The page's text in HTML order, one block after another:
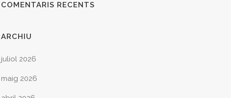
COMENTARIS RECENTS
ARCHIU
juliol 2026
maig 2026